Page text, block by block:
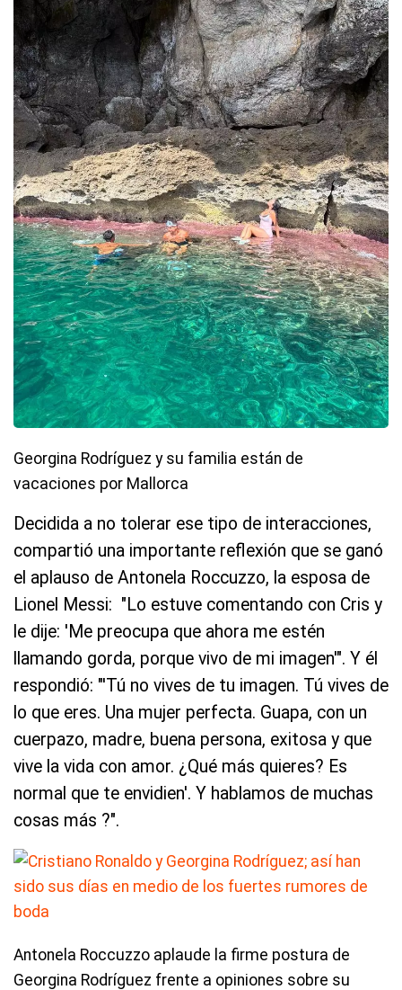
Georgina Rodríguez y su familia están de
vacaciones por Mallorca
Decidida a no tolerar ese tipo de interacciones,
compartió una importante reflexión que se ganó
el aplauso de Antonela Roccuzzo, la esposa de
Lionel Messi: "Lo estuve comentando con Cris y
le dije: 'Me preocupa que ahora me estén
llamando gorda, porque vivo de mi imagen'". Y él
respondió: "'Tú no vives de tu imagen. Tú vives de
lo que eres. Una mujer perfecta. Guapa, con un
cuerpazo, madre, buena persona, exitosa y que
vive la vida con amor. ¿Qué más quieres? Es
normal que te envidien'. Y hablamos de muchas
cosas más ?".
Antonela Roccuzzo aplaude la firme postura de
Georgina Rodríguez frente a opiniones sobre su